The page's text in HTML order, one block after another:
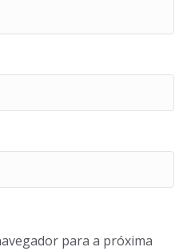
para a próxima